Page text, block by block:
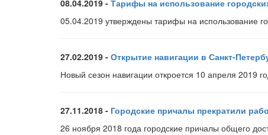
08.04.2019 - Тарифы на использование
05.04.2019 утверждены тарифы на использование
27.02.2019 - Открытие навигации в Санкт-
Новый сезон навигации откроется 10 апреля 2019
27.11.2018 - Городские причалы прекратили
26 ноября 2018 года городские причалы общего